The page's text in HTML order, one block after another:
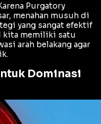
Purgatory
menahan musuh di
yang sangat efektif
kita memiliki satu
arah belakang agar
Dominasi